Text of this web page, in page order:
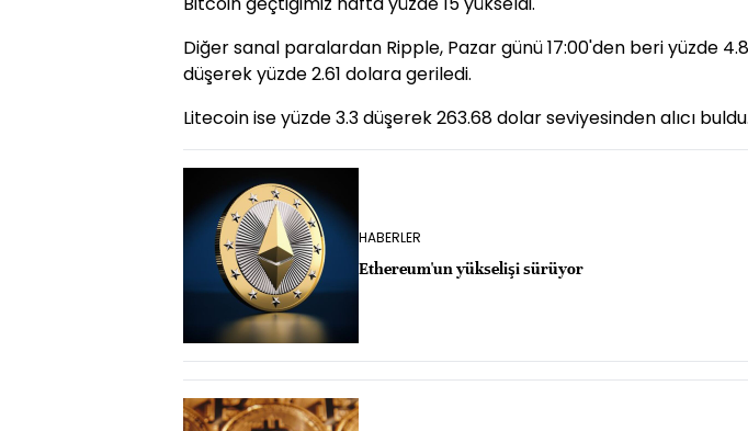
Diğer sanal paralardan Ripple, Pazar günü 17:00'den beri yüzde 4.8
düşerek yüzde 2.61 dolara geriledi.
Litecoin ise yüzde 3.3 düşerek 263.68 dolar seviyesinden alıcı buldu.
HABERLER
Ethereum'un yükselişi sürüyor